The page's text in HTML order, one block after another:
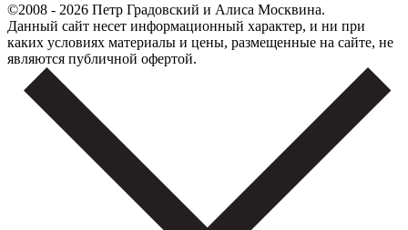
©2008 - 2026 Петр Градовский и Алиса Москвина.
Данный сайт несет информационный характер, и ни при
каких условиях материалы и цены, размещенные на сайте, не
являются публичной офертой.